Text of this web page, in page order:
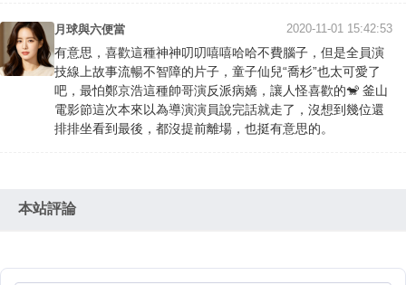
月球與六便當 2020-11-01 15:42:53
有意思，喜歡這種神神叨叨嘻嘻哈哈不費腦子，但是全員演
技線上故事流暢不智障的片子，童子仙兒“喬杉”也太可愛了
吧，最怕鄭京浩這種帥哥演反派病嬌，讓人怪喜歡的🐒 釜山
電影節這次本來以為導演演員說完話就走了，沒想到幾位還
排排坐看到最後，都沒提前離場，也挺有意思的。
本站評論